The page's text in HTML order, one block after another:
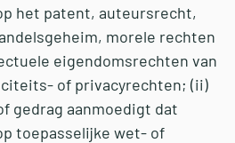
het patent, auteursrecht,
morele rechten
eigendomsrechten van
of privacyrechten; (ii)
gedrag aanmoedigt dat
toepasselijke wet- of